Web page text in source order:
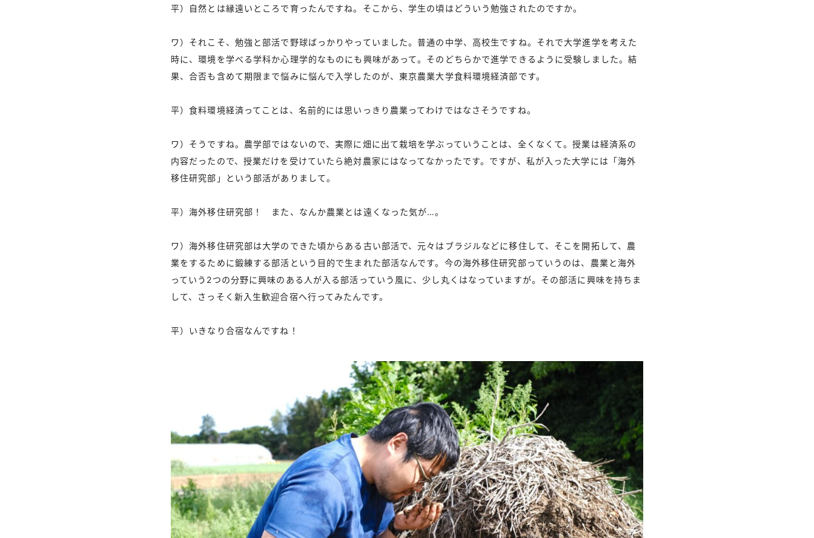
平）自然とは縁遠いところで育ったんですね。そこから、学生の頃はどういう勉強されたのですか。
ワ）それこそ、勉強と部活で野球ばっかりやっていました。普通の中学、高校生ですね。それで大学進学を考えた
時に、環境を学べる学科か心理学的なものにも興味があって。そのどちらかで進学できるように受験しました。結
果、合否も含めて期限まで悩みに悩んで入学したのが、東京農業大学食料環境経済部です。
平）食料環境経済ってことは、名前的には思いっきり農業ってわけではなさそうですね。
ワ）そうですね。農学部ではないので、実際に畑に出て栽培を学ぶっていうことは、全くなくて。授業は経済系の
内容だったので、授業だけを受けていたら絶対農家にはなってなかったです。ですが、私が入った大学には「海外
移住研究部」という部活がありまして。
平）海外移住研究部！ また、なんか農業とは遠くなった気が…。
ワ）海外移住研究部は大学のできた頃からある古い部活で、元々はブラジルなどに移住して、そこを開拓して、農
業をするために鍛練する部活という目的で生まれた部活なんです。今の海外移住研究部っていうのは、農業と海外
っていう2つの分野に興味のある人が入る部活っていう風に、少し丸くはなっていますが。その部活に興味を持ちま
して、さっそく新入生歓迎合宿へ行ってみたんです。
平）いきなり合宿なんですね！